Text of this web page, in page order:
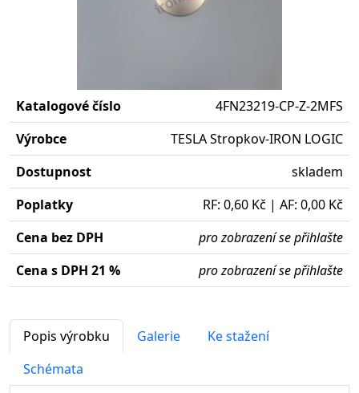
Katalogové číslo
4FN23219-CP-Z-2MFS
Výrobce
TESLA Stropkov-IRON LOGIC
Dostupnost
skladem
Poplatky
RF: 0,60 Kč | AF: 0,00 Kč
Cena bez DPH
pro zobrazení se přihlašte
Cena s DPH 21 %
pro zobrazení se přihlašte
Popis výrobku Galerie
Ke stažení
Schémata